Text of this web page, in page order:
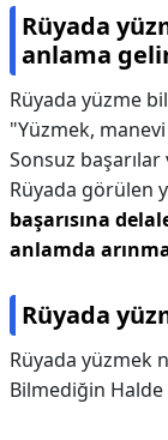
Rüyada
anlama
Rüyada yüzme
"Yüzmek,
Sonsuz
Rüyada görülen
başarısına
anlamda
Rüyada
Rüyada yüzmek
Bilmediğin Halde